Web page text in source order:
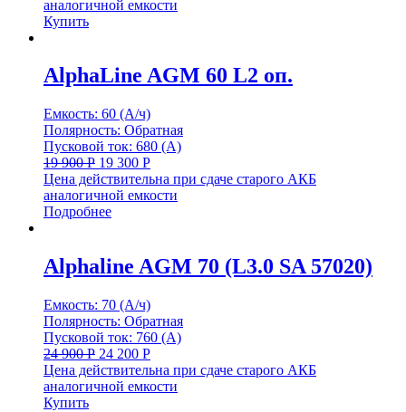
аналогичной емкости
Купить
AlphaLine AGM 60 L2 оп.
Емкость: 60 (А/ч)
Полярность: Обратная
Пусковой ток: 680 (А)
19 900Р 19 300 Р
Цена действительна при сдаче старого АКБ
аналогичной емкости
Подробнее
Alphaline AGM 70 (L3.0 SA 57020)
Емкость: 70 (А/ч)
Полярность: Обратная
Пусковой ток: 760 (А)
24 900Р 24 200 Р
Цена действительна при сдаче старого АКБ
аналогичной емкости
Купить